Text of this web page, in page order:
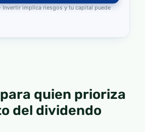
Invertir implica riesgos y tu capital puede
quien prioriza
del dividendo